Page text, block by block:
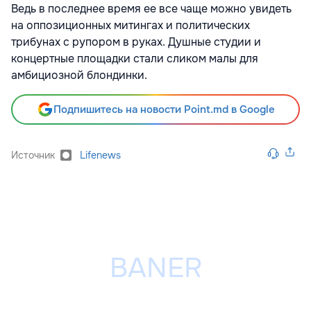
Ведь в последнее время ее все чаще можно увидеть
на оппозиционных митингах и политических
трибунах с рупором в руках. Душные студии и
концертные площадки стали сликом малы для
амбициозной блондинки.
Подпишитесь на новости Point.md в Google
Источник Lifenews